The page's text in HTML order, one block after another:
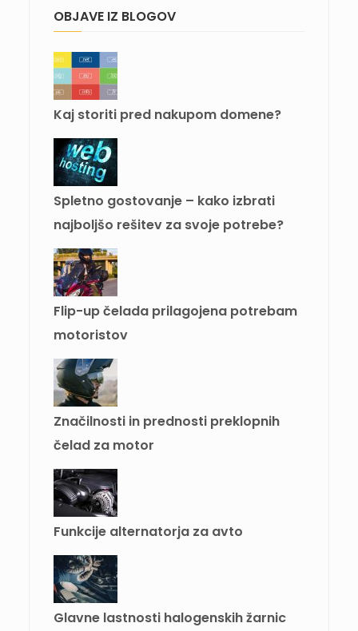
OBJAVE IZ BLOGOV
Kaj storiti pred nakupom domene?
Spletno gostovanje – kako izbrati
najboljšo rešitev za svoje potrebe?
Flip-up čelada prilagojena potrebam
motoristov
Značilnosti in prednosti preklopnih
čelad za motor
Funkcije alternatorja za avto
Glavne lastnosti halogenskih žarnic